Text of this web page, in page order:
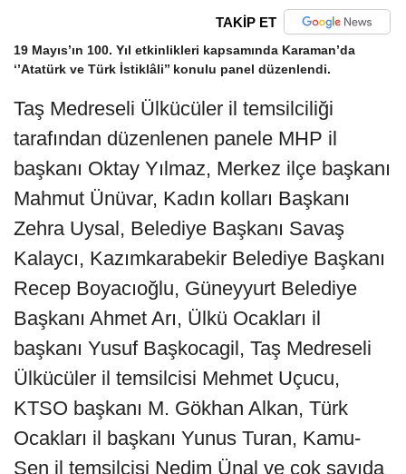
TAKİP ET
19 Mayıs’ın 100. Yıl etkinlikleri kapsamında Karaman’da
‘’Atatürk ve Türk İstiklâli’’ konulu panel düzenlendi.
Taş Medreseli Ülkücüler il temsilciliği
tarafından düzenlenen panele MHP il
başkanı Oktay Yılmaz, Merkez ilçe başkanı
Mahmut Ünüvar, Kadın kolları Başkanı
Zehra Uysal, Belediye Başkanı Savaş
Kalaycı, Kazımkarabekir Belediye Başkanı
Recep Boyacıoğlu, Güneyyurt Belediye
Başkanı Ahmet Arı, Ülkü Ocakları il
başkanı Yusuf Başkocagil, Taş Medreseli
Ülkücüler il temsilcisi Mehmet Uçucu,
KTSO başkanı M. Gökhan Alkan, Türk
Ocakları il başkanı Yunus Turan, Kamu-
Sen il temsilcisi Nedim Ünal ve çok sayıda